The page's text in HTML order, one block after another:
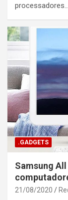
processadores…
.GADGETS
Samsung
21/08/2020